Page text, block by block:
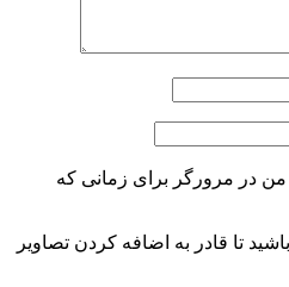
من در مرورگر برای زمانی که
تا قادر به اضافه کردن تصاویر